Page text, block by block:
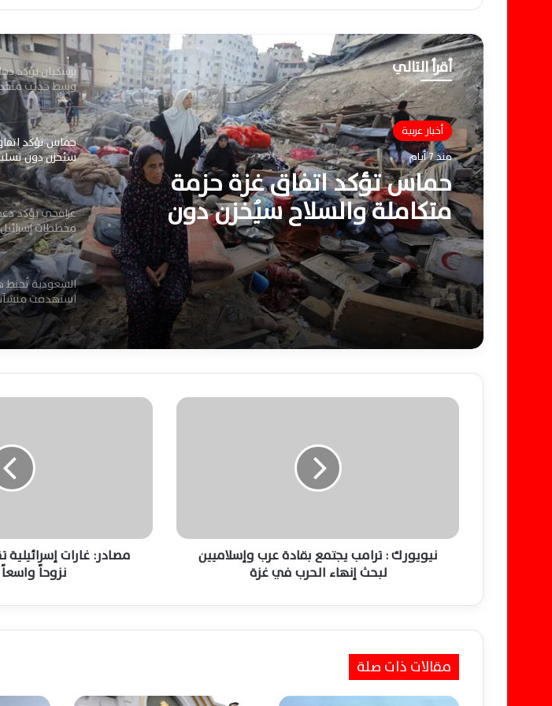
أقرأ التالي
أخبار عربية
منذ 7 أيام
حماس تؤكد اتفاق غزة حزمة
متكاملة والسلاح سيُخزن دون
تسليمه لإسرائيل بالكامل
نداءً عاجلًا
السلامة
بزشكيان يؤكد
وسط حديث
حماس تؤكد
سيُخزن دون
عراقجي يؤكد
مخططات
السعودية تُحبط
استهدفت منشآت
الجيش
كردفان ويضيق
وتحذر من تصعيد
تحالف دعم
اتفاق نووي
تشكيل توازنات
ن
ت
ب
ت
نيويورك : ترامب يجتمع بقادة عرب وإسلاميين
لبحث إنهاء الحرب في غزة
م
ر
س
مصادر: غارات
نزوحاً
مقالات ذات صلة